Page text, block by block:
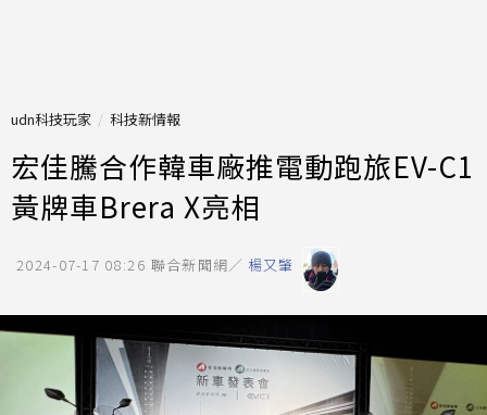
udn科技玩家 科技新情報
宏佳騰合作韓車廠推電動跑旅EV-C1
黃牌車Brera X亮相
2024-07-17 08:26 聯合新聞網／ 楊又肇